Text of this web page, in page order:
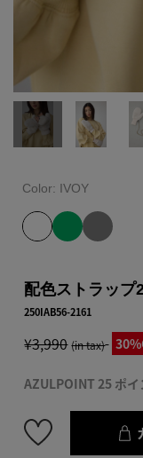
Color: IVOY
配色ストラップ
250IAB56-2161
¥3,990 (in tax)
AZULPOINT 25 ポイ